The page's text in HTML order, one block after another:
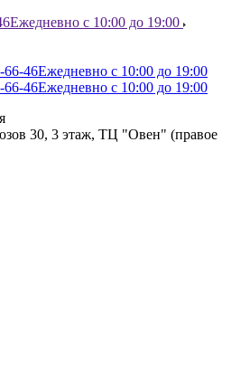
Ежедневно с 10:00 до 19:00
66-46Ежедневно с 10:00 до 19:00
66-46Ежедневно с 10:00 до 19:00
30, 3 этаж, ТЦ "Овен" (правое